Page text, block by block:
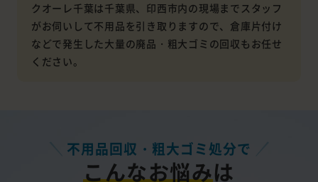
クオーレ千葉は千葉県、印西市内の現場までスタッフ
がお伺いして不用品を引き取りますので、倉庫片付け
などで発生した大量の廃品・粗大ゴミの回収もお任せ
ください。
不用品回収・粗大ゴミ処分で
こんなお悩みは